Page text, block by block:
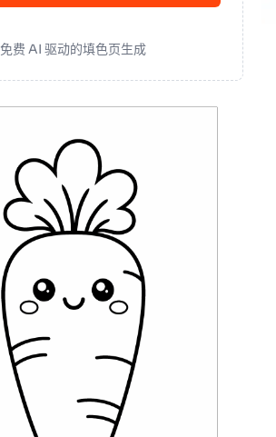
免费 AI 驱动的填色页生成